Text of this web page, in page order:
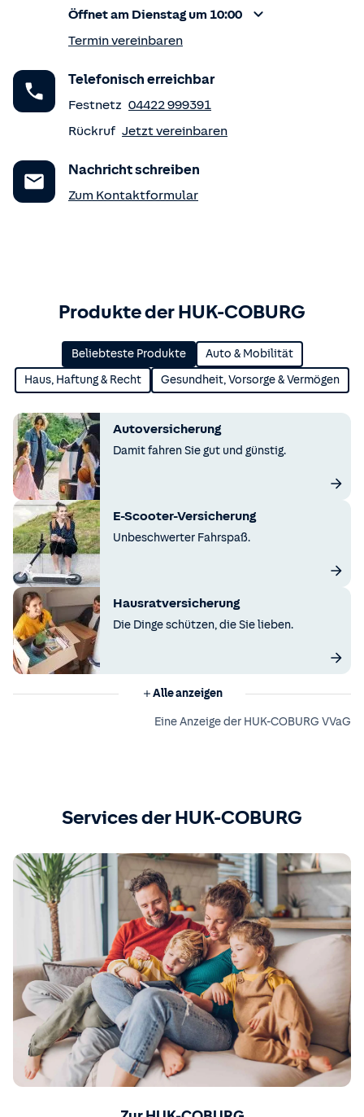
Öffnet am Dienstag um 10:00
Termin vereinbaren
Telefonisch erreichbar
Festnetz 04422 999391
Rückruf Jetzt vereinbaren
Nachricht schreiben
Zum Kontaktformular
Produkte der HUK-COBURG
Beliebteste Produkte Auto & Mobilität
Haus, Haftung & Recht Gesundheit, Vorsorge & Vermögen
Autoversicherung
Damit fahren Sie gut und günstig.
E-Scooter-Versicherung
Unbeschwerter Fahrspaß.
Hausratversicherung
Die Dinge schützen, die Sie lieben.
Alle anzeigen
Eine Anzeige der HUK-COBURG VVaG
Services der HUK-COBURG